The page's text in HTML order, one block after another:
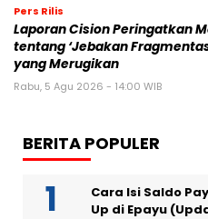
Pers Rilis
Laporan Cision Peringatkan
tentang ‘Jebakan
yang Merugikan
Rabu, 5 Agu 2026 - 14:00 WIB
BERITA POPULER
Cara Isi Saldo
Up di Epayu